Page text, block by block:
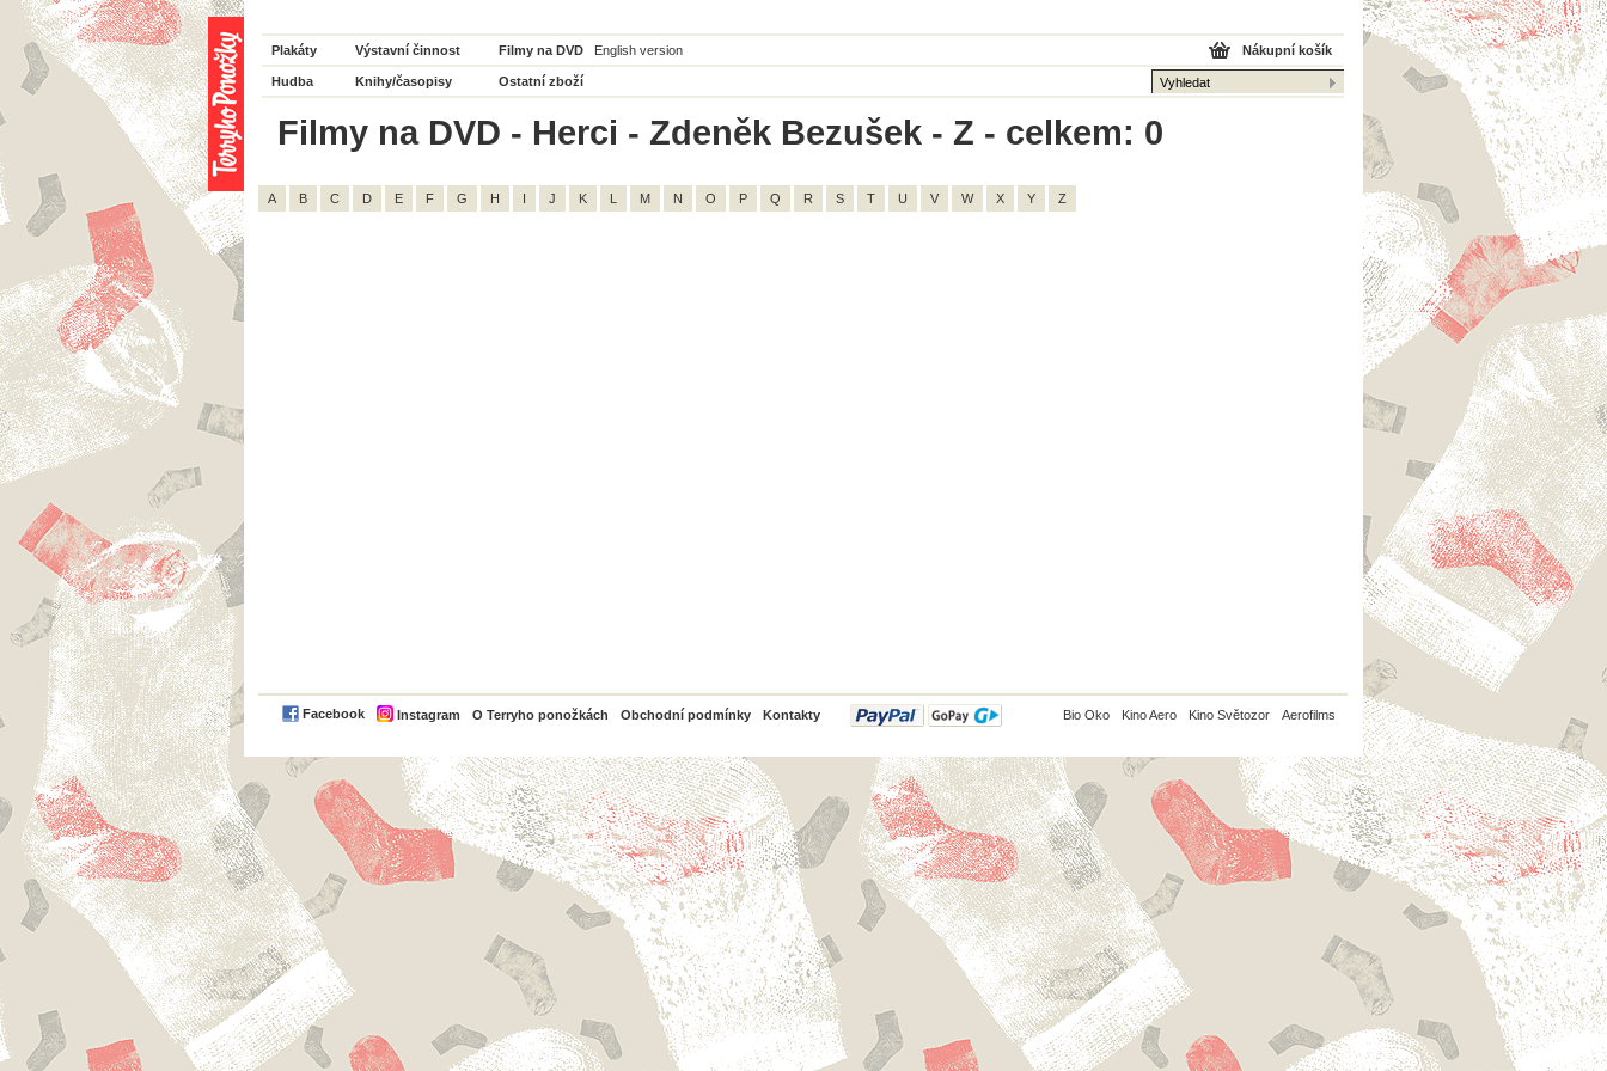
Plakáty Výstavní činnost Filmy na DVD English version
Hudba Knihy/časopisy Ostatní zboží
Nákupní košík
Filmy na DVD - Herci - Zdeněk Bezušek - Z - celkem: 0
A B C D E F G H I J K L M N O P Q R S T U V W X Y Z
Facebook Instagram O Terryho ponožkách Obchodní podmínky Kontakty
PayPal Bio Oko Kino Aero Kino Světozor Aerofilms